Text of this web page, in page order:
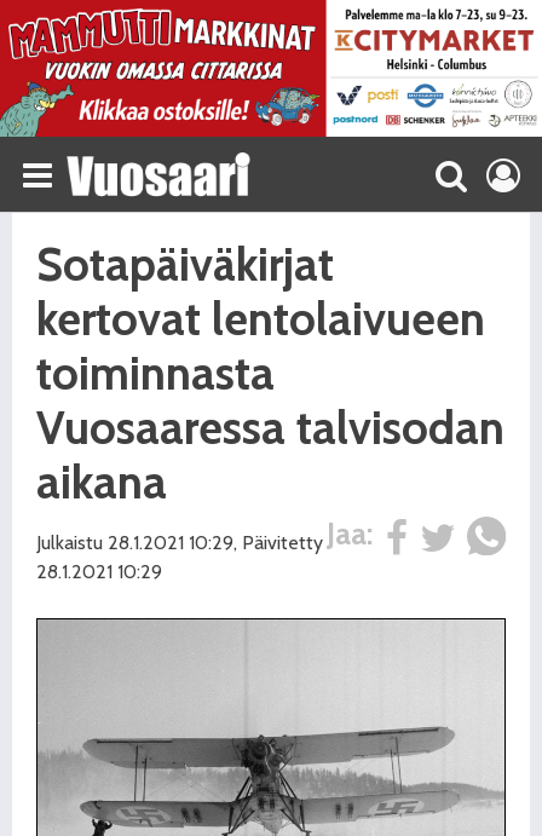
Sotapäiväkirjat
kertovat lentolaivueen
toiminnasta
Vuosaaressa talvisodan
aikana
Jaa:
Julkaistu 28.1.2021 10:29, Päivitetty
28.1.2021 10:29